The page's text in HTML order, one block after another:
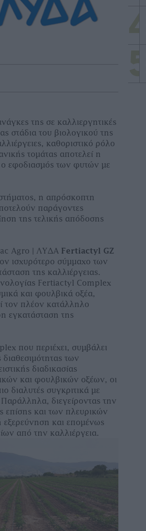
της σε καλλιεργητικές
στάδια του βιολογικού της
καθοριστικό ρόλο
τομάτας αποτελεί η
εφοδιασμός των φυτών με
η απρόσκοπτη
παράγοντες
της τελικής απόδοσης
Agro | ΛΥΔΑ Fertiactyl GZ
ισχυρότερο σύμμαχο των
της καλλιέργειας.
Fertiactyl Complex
και φουλβικά οξέα,
τον πλέον κατάλληλο
εγκατάσταση της
που περιέχει, συμβάλει
των
διαδικασίας
και φουλβικών οξέων, οι
διαλυτές συγκριτικά με
διεγείροντας την
επίσης και των πλευρικών
εξερεύνηση και επομένως
από την καλλιέργεια.